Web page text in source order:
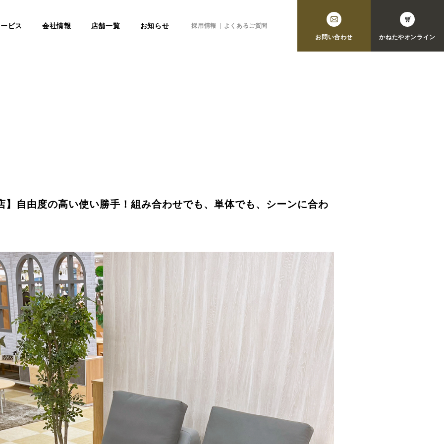
ビス 会社情報 店舗一覧 お知らせ 採用情報
よくあるご質問
お問い合わせ
かねたやオンライン
】自由度の高い使い勝手！組み合わせでも、単体でも、シーンに合わ